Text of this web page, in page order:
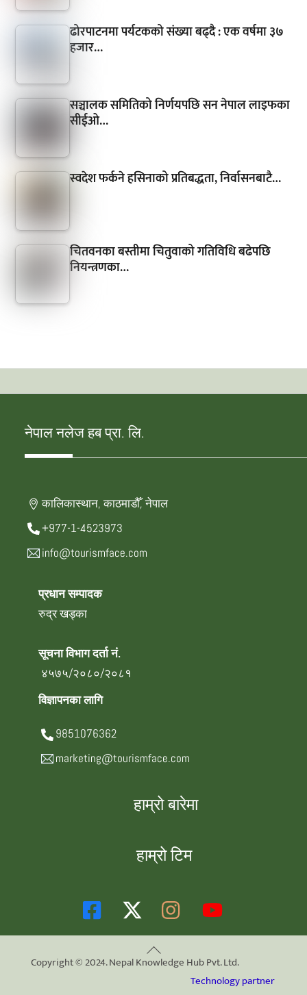
ढोरपाटनमा पर्यटकको संख्या बढ्दै : एक वर्षमा ३७
हजार…
सञ्चालक समितिको निर्णयपछि सन नेपाल लाइफका
सीईओ…
स्वदेश फर्कने हसिनाको प्रतिबद्धता, निर्वासनबाटै…
चितवनका बस्तीमा चितुवाको गतिविधि बढेपछि
नियन्त्रणका…
नेपाल नलेज हब प्रा. लि.
कालिकास्थान, काठमाडौँ, नेपाल
+977-1-4523973
info@tourismface.com
प्रधान सम्पादक
रुद्र खड्का
सूचना विभाग दर्ता नं.
४५७५/२०८०/२०८१
विज्ञापनका लागि
9851076362
marketing@tourismface.com
हाम्रो बारेमा
हाम्रो टिम
Back
To
Copyright © 2024. Nepal Knowledge Hub Pvt. Ltd.
Technology partner